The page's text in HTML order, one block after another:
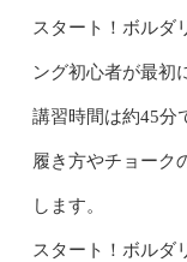
スタート！ボルダ
ング初心者が最初
講習時間は約45分
履き方やチョーク
します。
スタート！ボルダ